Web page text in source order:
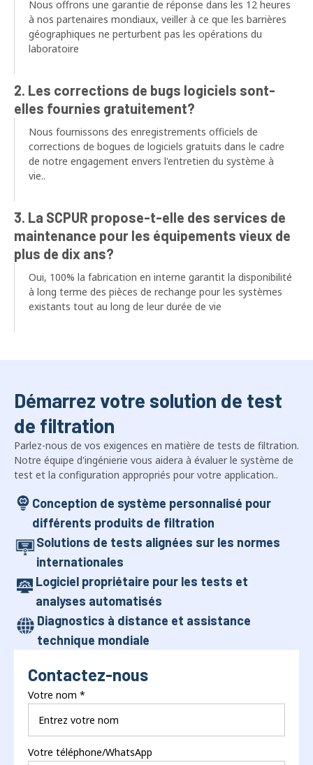
Nous offrons une garantie de réponse dans les 12 heures
à nos partenaires mondiaux, veiller à ce que les barrières
géographiques ne perturbent pas les opérations du
laboratoire
2. Les corrections de bugs logiciels sont-
elles fournies gratuitement?
Nous fournissons des enregistrements officiels de
corrections de bogues de logiciels gratuits dans le cadre
de notre engagement envers l'entretien du système à
vie..
3. La SCPUR propose-t-elle des services de
maintenance pour les équipements vieux de
plus de dix ans?
Oui, 100% la fabrication en interne garantit la disponibilité
à long terme des pièces de rechange pour les systèmes
existants tout au long de leur durée de vie
Démarrez votre solution de test
de filtration
Parlez-nous de vos exigences en matière de tests de filtration.
Notre équipe d'ingénierie vous aidera à évaluer le système de
test et la configuration appropriés pour votre application..
Conception de système personnalisé pour
différents produits de filtration
Solutions de tests alignées sur les normes
internationales
Logiciel propriétaire pour les tests et
analyses automatisés
Diagnostics à distance et assistance
technique mondiale
Contactez-nous
Votre nom *
Votre téléphone/WhatsApp